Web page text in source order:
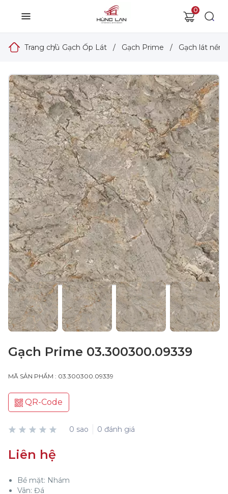
0
Trang chủ
/ Gạch Ốp Lát / Gạch Prime / Gạch lát nền
Gạch Prime 03.300300.09339
MÃ SẢN PHẨM : 03.300300.09339
QR-Code
0 sao 0 đánh giá
Liên hệ
Bề mặt: Nhám
Vân: Đá